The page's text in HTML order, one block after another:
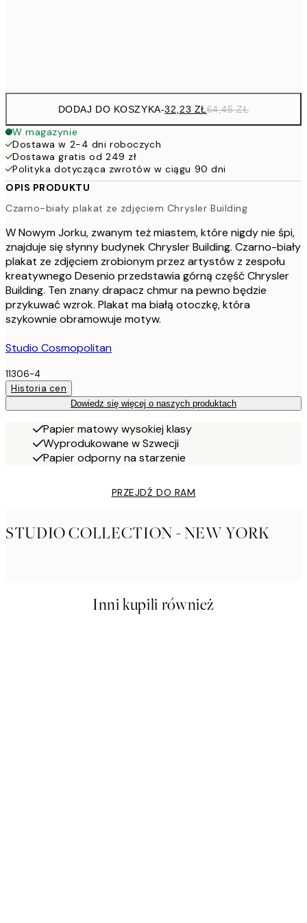
DODAJ DO KOSZYKA-32,23 ZŁ 64,45 ZŁ
W magazynie
Dostawa w 2-4 dni roboczych
Dostawa gratis od 249 zł
Polityka dotycząca zwrotów w ciągu 90 dni
OPIS PRODUKTU
Czarno-biały plakat ze zdjęciem Chrysler Building
W Nowym Jorku, zwanym też miastem, które nigdy nie śpi,
znajduje się słynny budynek Chrysler Building. Czarno-biały
plakat ze zdjęciem zrobionym przez artystów z zespołu
kreatywnego Desenio przedstawia górną część Chrysler
Building. Ten znany drapacz chmur na pewno będzie
przykuwać wzrok. Plakat ma białą otoczkę, która
szykownie obramowuje motyw.
Studio Cosmopolitan
11306-4
Historia cen
Dowiedz się więcej o naszych produktach
Papier matowy wysokiej klasy
Wyprodukowane w Szwecji
Papier odporny na starzenie
PRZEJDŹ DO RAM
STUDIO COLLECTION - NEW YORK
Inni kupili również